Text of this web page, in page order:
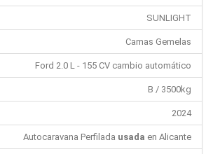
SUNLIGHT
Camas Gemelas
Ford 2.0 L - 155 CV cambio automático
B / 3500kg
2024
Autocaravana Perfilada usada en Alicante